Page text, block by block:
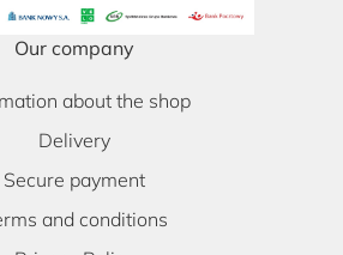
Our company
about the shop
Delivery
Secure payment
and conditions